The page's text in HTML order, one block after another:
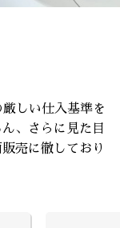
しい仕入基準を
、さらに見た目
売に徹しており